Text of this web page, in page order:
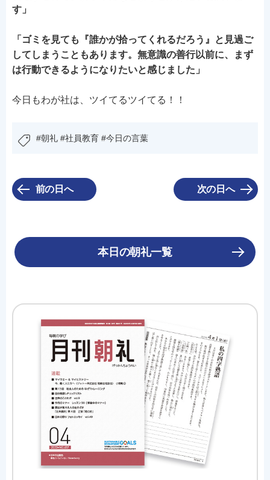
す」
「ゴミを見ても『誰かが拾ってくれるだろう』と見過ご
してしまうこともあります。無意識の善行以前に、まず
は行動できるようになりたいと感じました」
今日もわが社は、ツイてるツイてる！！
#朝礼 #社員教育 #今日の言葉
前の日へ 次の日へ
本日の朝礼一覧